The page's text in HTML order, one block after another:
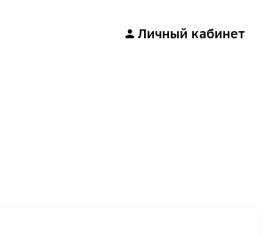
Личный кабинет